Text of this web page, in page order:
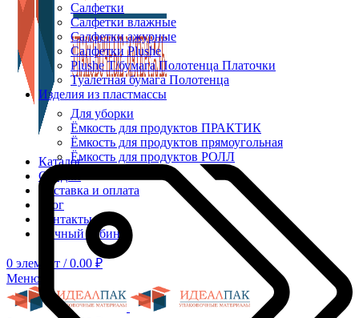
Каталог
Скидки
Доставка и оплата
Блог
Контакты
Личный кабинет
0 элемент / 0.00 ₽
Меню
Салфетки
Салфетки влажные
Салфетки ажурные
Салфетки Plushe
Plushe Т/бумага Полотенца Платочки
Туалетная бумага Полотенца
Изделия из пластмассы
Для уборки
Ёмкость для продуктов ПРАКТИК
Ёмкость для продуктов прямоугольная
Ёмкость для продуктов РОЛЛ